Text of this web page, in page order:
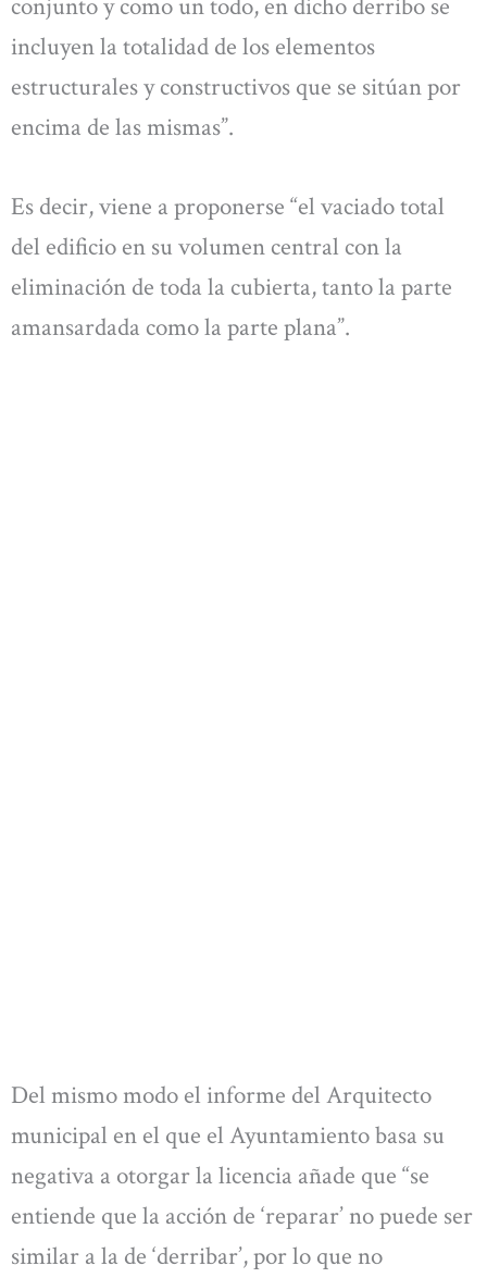
incluyen la totalidad de los elementos
estructurales y constructivos que se sitúan por
encima de las mismas”.
Es decir, viene a proponerse “el vaciado total
del edificio en su volumen central con la
eliminación de toda la cubierta, tanto la parte
amansardada como la parte plana”.
Del mismo modo el informe del Arquitecto
municipal en el que el Ayuntamiento basa su
negativa a otorgar la licencia añade que “se
entiende que la acción de ‘reparar’ no puede ser
similar a la de ‘derribar’, por lo que no